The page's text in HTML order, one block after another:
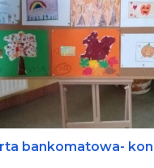
bankomatowa-